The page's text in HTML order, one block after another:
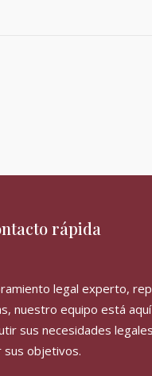
rápida
legal experto,
nuestro equipo está
sus necesidades
sus objetivos.